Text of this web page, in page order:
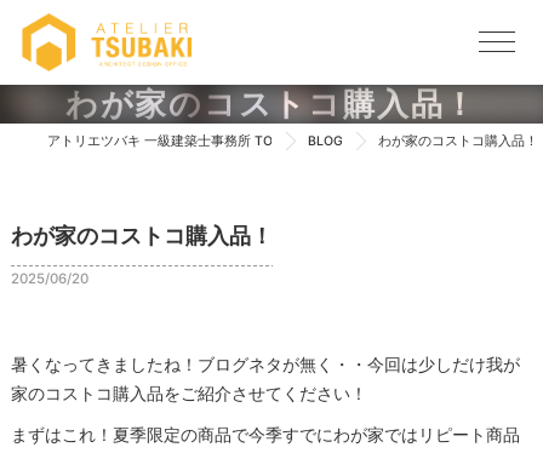
わが家のコストコ購入品！
アトリエツバキ 一級建築士事務所 TOP BLOG わが家のコストコ購入品！
わが家のコストコ購入品！
2025/06/20
暑くなってきましたね！ブログネタが無く・・今回は少しだけ我が
家のコストコ購入品をご紹介させてください！
まずはこれ！夏季限定の商品で今季すでにわが家ではリピート商品